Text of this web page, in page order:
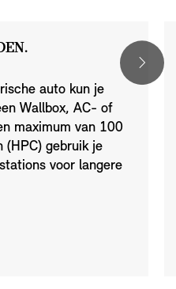
auto kun je
Wallbox, AC- of
maximum van 100
(HPC) gebruik je
voor langere